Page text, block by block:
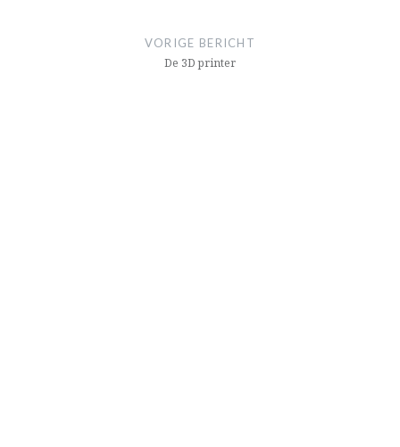
VORIGE BERICHT
De 3D printer